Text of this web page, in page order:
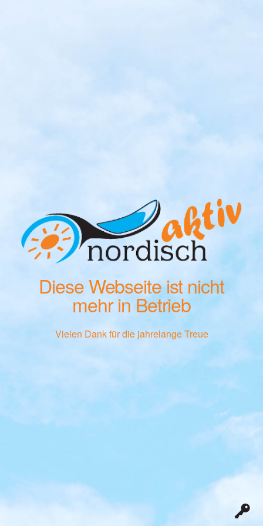
Diese Webseite ist nicht
mehr in Betrieb
Vielen Dank für die jahrelange Treue